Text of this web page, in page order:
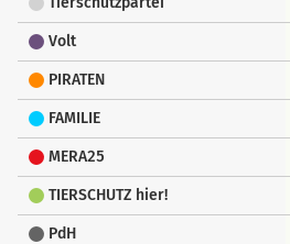
Volt
PIRATEN
FAMILIE
MERA25
TIERSCHUTZ hier!
PdH